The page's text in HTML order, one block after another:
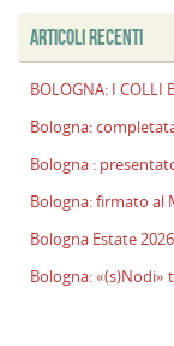
ARTICOLI RECENTI
BOLOGNA: I COLLI
Bologna:
Bologna :
Bologna: firmato al
Bologna Estate
Bologna: «(s)Nodi»